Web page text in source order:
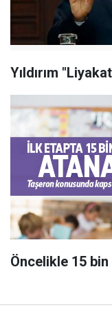
Yıldırım
Öncelikle 15